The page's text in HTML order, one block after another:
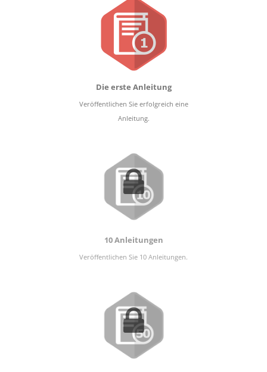
Die erste Anleitung
Veröffentlichen Sie erfolgreich eine
Anleitung.
10 Anleitungen
Veröffentlichen Sie 10 Anleitungen.